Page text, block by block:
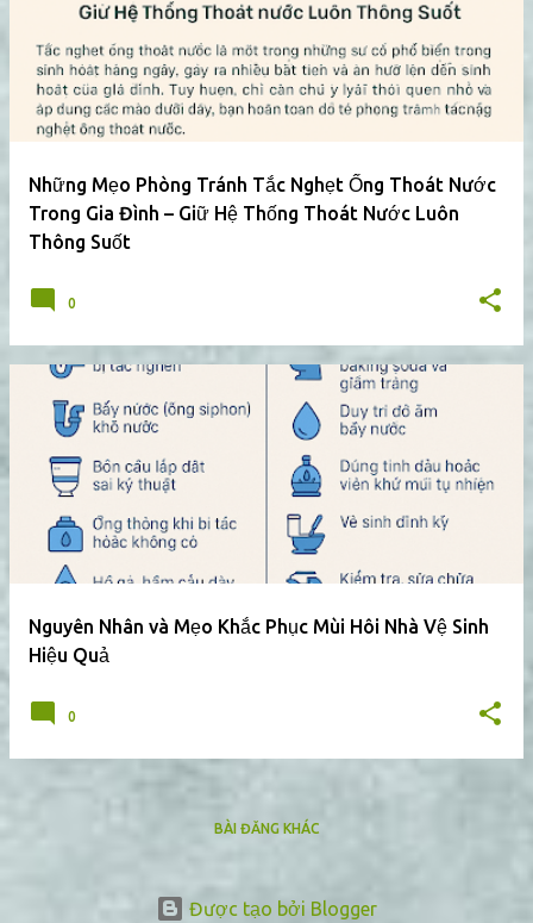
Những Mẹo Phòng Tránh Tắc Nghẹt Ống Thoát Nước
Trong Gia Đình – Giữ Hệ Thống Thoát Nước Luôn
Thông Suốt
0
Nguyên Nhân và Mẹo Khắc Phục Mùi Hôi Nhà Vệ Sinh
Hiệu Quả
0
BÀI ĐĂNG KHÁC
Được tạo bởi Blogger